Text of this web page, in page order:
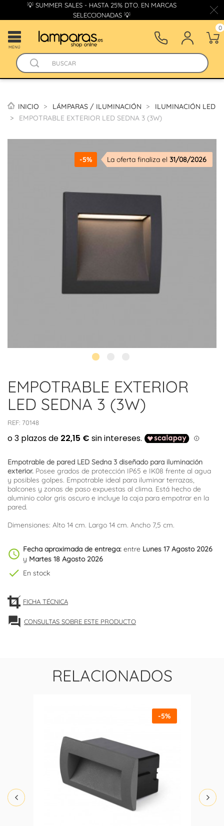
💡 SUMMER SALES - HASTA 25% DTO. EN MARCAS
SELECCIONADAS 💡
MENÚ
0
INICIO LÁMPARAS / ILUMINACIÓN
ILUMINACIÓN LED
EMPOTRABLE EXTERIOR LED SEDNA 3 (3W)
-5% La oferta finaliza el 31/08/2026
EMPOTRABLE EXTERIOR
LED SEDNA 3 (3W)
REF: 70148
Empotrable de pared LED Sedna 3 diseñado para iluminación
exterior. Posee grados de protección IP65 e IK08 frente al agua
y posibles golpes. Empotrable ideal para iluminar terrazas,
balcones y zonas de paso expuestas al clima. Está hecho de
aluminio color gris oscuro e incluye la caja para empotrar en la
pared.
Dimensiones: Alto 14 cm. Largo 14 cm. Ancho 7,5 cm.
schedule Fecha aproximada de entrega: entre Lunes 17 Agosto 2026
y Martes 18 Agosto 2026
check En stock
FICHA TÉCNICA
forum CONSULTAS SOBRE ESTE PRODUCTO
RELACIONADOS
-5%